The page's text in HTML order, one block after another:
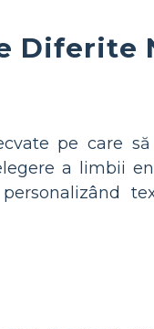
Diferite
pe care
a limbii